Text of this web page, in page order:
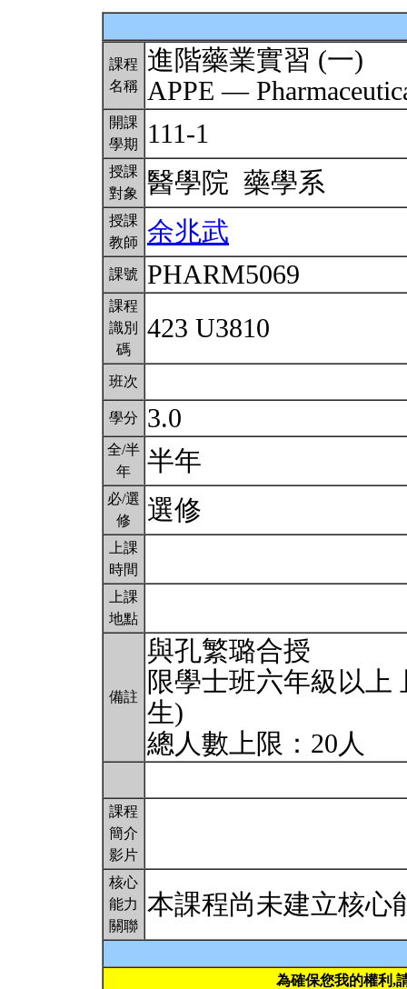
課程
名稱
進階藥業實習 (一)
APPE —
開課
學期
111-1
授課
對象
醫學院 藥學系
授課
教師
余兆武
課號 PHARM5069
課程
識別
碼
423 U3810
班次
學分 3.0
全/半
年
半年
必/選
修
選修
上課
時間
上課
地點
備註
與孔繁璐合授
限學士班六年級以上
生)
總人數上限：20人
課程
簡介
影片
核心
能力
關聯
本課程尚未建立核心
為確保您我的權利,